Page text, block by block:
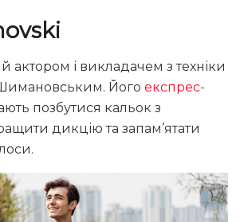
актором і викладачем з техніки
Його експрес-
позбутися кальок з
дикцію та запам’ятати